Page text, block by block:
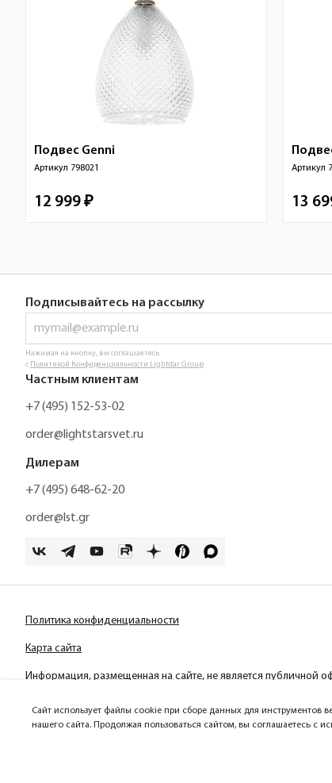
Подвес Genni
Артикул 798021
12 999 ₽
Артикул
13
Подписывайтесь на рассылку
Нажимая на кнопку, вы соглашаетесь
с Политикой Конфиденциальности Lightstar Group
Частным клиентам
+7 (495) 152-53-02
order@lightstarsvet.ru
Дилерам
+7 (495) 648-62-20
order@lst.gr
Политика конфиденциальности
Карта сайта
Информация, размещенная на сайте, не является публичной
Сайт использует файлы cookie при сборе данных для
нашего сайта. Продолжая пользоваться сайтом, вы соглашаетесь с